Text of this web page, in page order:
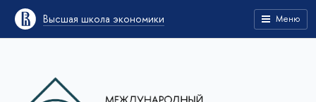
Высшая школа экономики Меню